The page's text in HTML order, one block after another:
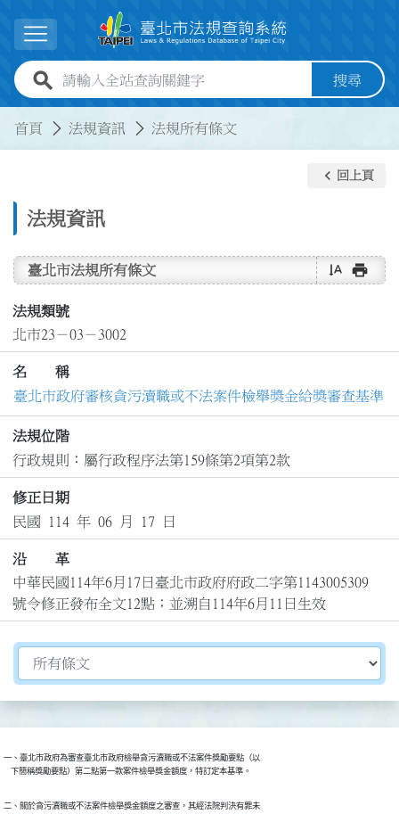
展開選單
全站查詢關鍵字欄位 搜尋
首頁 法規資訊 法規所有條文
法規資訊
keyboard_arrow_left 回上頁
臺北市法規所有條文 text_rotate_vertical print
法規類號
北市23－03－3002
名 稱
臺北市政府審核貪污瀆職或不法案件檢舉獎金給獎審查基準
法規位階
行政規則：屬行政程序法第159條第2項第2款
修正日期
民國 114 年 06 月 17 日
沿 革
中華民國114年6月17日臺北市政府府政二字第1143005309
號令修正發布全文12點；並溯自114年6月11日生效
切換選擇法規資訊內容
一、臺北市政府為審查臺北市政府檢舉貪污瀆職或不法案件獎勵要點（以
    下簡稱獎勵要點）第二點第一款案件檢舉獎金額度，特訂定本基準。
二、關於貪污瀆職或不法案件檢舉獎金額度之審查，其經法院判決有罪未